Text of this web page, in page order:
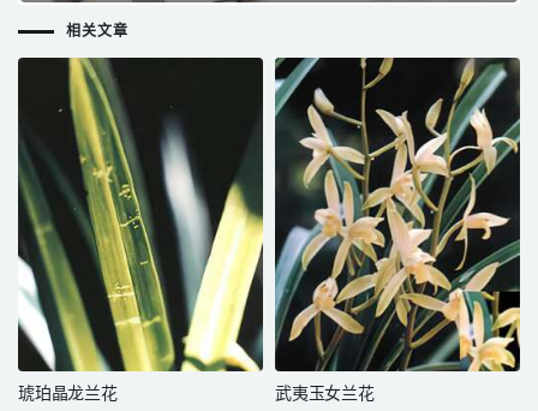
相关文章
琥珀晶龙兰花 武夷玉女兰花